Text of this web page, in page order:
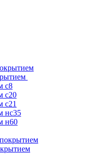
с8
с20
с21
нс35
н60